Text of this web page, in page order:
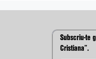
Subscriu-te
Cristiana”.